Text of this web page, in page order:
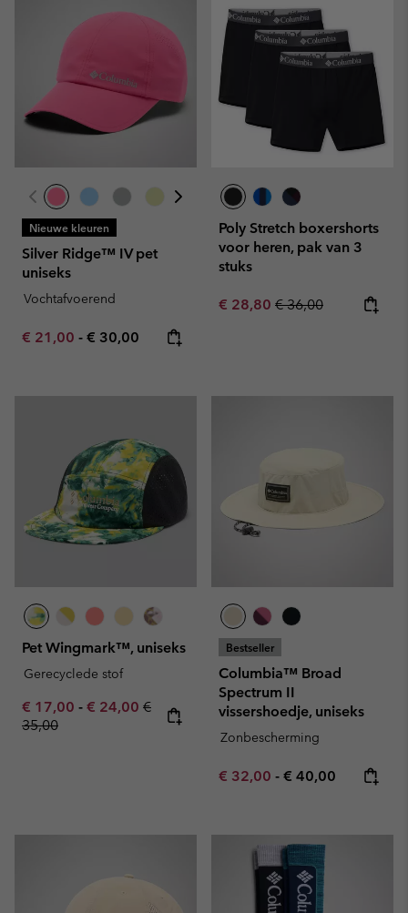
Nieuwe kleuren
Silver Ridge™ IV pet
uniseks
Vochtafvoerend
Minimum sale price:
€ 21,00 - Maximum price:
€ 30,00
Poly Stretch boxershorts
voor heren, pak van 3
stuks
Sale price:
€ 28,80 Regular price:
€ 36,00
Pet Wingmark™, uniseks
Gerecyclede stof
Minimum sale price:
€ 17,00 - Maximum sale price:
€ 24,00 Regular price:
€
35,00
Bestseller
Columbia™ Broad
Spectrum II
vissershoedje, uniseks
Zonbescherming
Minimum sale price:
€ 32,00 - Maximum price:
€ 40,00